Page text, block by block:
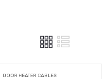
DOOR HEATER CABLES